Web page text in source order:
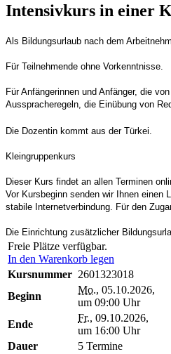
Intensivkurs in einer
Als Bildungsurlaub nach dem
Für Teilnehmende ohne Vorkenntnisse.
Für Anfängerinnen und Anfänger, die
Ausspracheregeln, die Einübung von
Die Dozentin kommt aus der Türkei.
Kleingruppenkurs
Dieser Kurs findet an allen Terminen
Vor Kursbeginn senden wir Ihnen einen
stabile Internetverbindung. Für den
Die Einrichtung zusätzlicher
Freie Plätze verfügbar.
In den Warenkorb legen
Kursnummer 2601323018
Beginn
Mo., 05.10.2026,
um 09:00 Uhr
Ende
Fr., 09.10.2026,
um 16:00 Uhr
Dauer
5 Termine